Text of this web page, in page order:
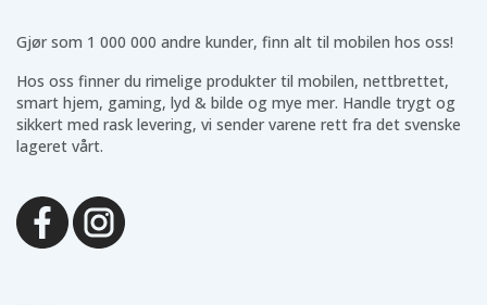
Gjør som 1 000 000 andre kunder, finn alt til mobilen hos oss!
Hos oss finner du rimelige produkter til mobilen, nettbrettet,
smart hjem, gaming, lyd & bilde og mye mer. Handle trygt og
sikkert med rask levering, vi sender varene rett fra det svenske
lageret vårt.